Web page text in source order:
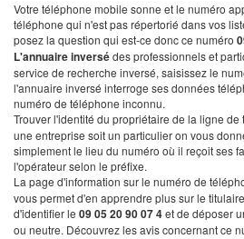
Votre téléphone mobile sonne et le numéro
téléphone qui n'est pas répertorié dans vos
posez la question qui est-ce donc ce numéro
L'annuaire inversédes professionnels et
service de recherche inversé, saisissez le
l'annuaire inversé interroge ses données
numéro de téléphone inconnu.
Trouver l'identité du propriétaire de la ligne de
une entreprise soit un particulier on vous
simplement le lieu du numéro où il reçoit ses
l'opérateur selon le préfixe.
La page d'information sur le numéro de
vous permet d'en apprendre plus sur le
d'identifier le 09 05 20 90 07 4et de déposer
ou neutre. Découvrez les avis concernant ce